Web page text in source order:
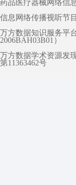
药品医疗器械网络信
信息网络传播视听节
万方数据知识服务平
2006BAH03B01）
万方数据学术资源发
第11363462号